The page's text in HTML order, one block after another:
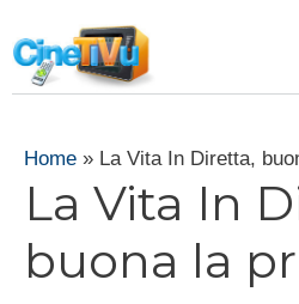
al
contenuto
Home » La Vita In Diretta,
La Vita In
buona la